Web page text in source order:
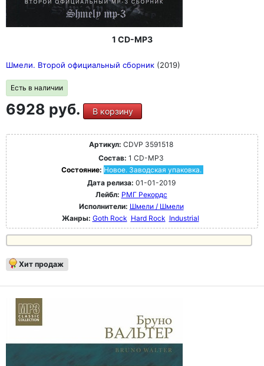
1 CD-MP3
Шмели. Второй официальный сборник (2019)
Есть в наличии
6928 руб. В корзину
Артикул: CDVP 3591518
Состав: 1 CD-MP3
Состояние: Новое. Заводская упаковка.
Дата релиза: 01-01-2019
Лейбл: РМГ Рекордс
Исполнители: Шмели / Шмели
Жанры: Goth Rock Hard Rock Industrial
Хит продаж